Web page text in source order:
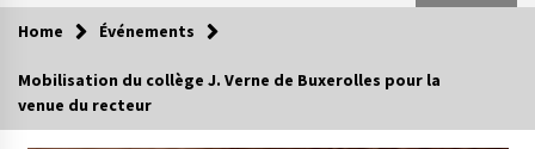
Home Événements
Mobilisation du collège J. Verne de Buxerolles pour la
venue du recteur